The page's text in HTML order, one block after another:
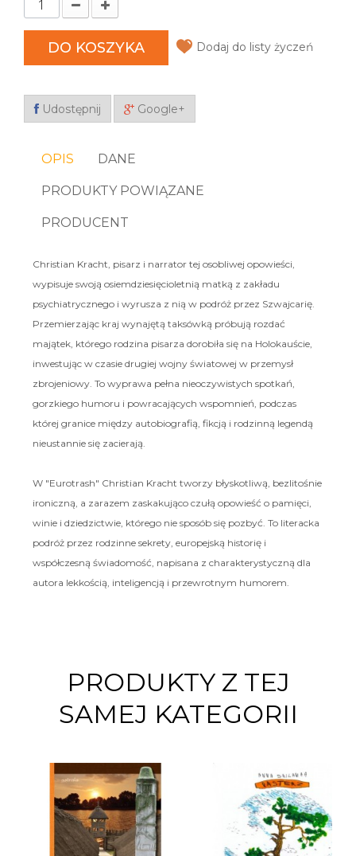
DO KOSZYKA Dodaj do listy życzeń
Udostępnij Google+
OPIS DANE
PRODUKTY POWIĄZANE
PRODUCENT
Christian Kracht, pisarz i narrator tej osobliwej opowieści,
wypisuje swoją osiemdziesięcioletnią matką z zakładu
psychiatrycznego i wyrusza z nią w podróż przez Szwajcarię.
Przemierzając kraj wynajętą taksówką próbują rozdać
majątek, którego rodzina pisarza dorobiła się na Holokauście,
inwestując w czasie drugiej wojny światowej w przemysł
zbrojeniowy. To wyprawa pełna nieoczywistych spotkań,
gorzkiego humoru i powracających wspomnień, podczas
której granice między autobiografią, fikcją i rodzinną legendą
nieustannie się zacierają.
W "Eurotrash" Christian Kracht tworzy błyskotliwą, bezlitośnie
ironiczną, a zarazem zaskakująco czułą opowieść o pamięci,
winie i dziedzictwie, którego nie sposób się pozbyć. To literacka
podróż przez rodzinne sekrety, europejską historię i
współczesną świadomość, napisana z charakterystyczną dla
autora lekkością, inteligencją i przewrotnym humorem.
PRODUKTY Z TEJ
SAMEJ KATEGORII